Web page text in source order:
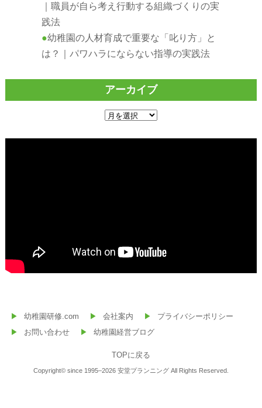
｜職員が自ら考え行動する組織づくりの実
践法
幼稚園の人材育成で重要な「叱り方」と
は？｜パワハラにならない指導の実践法
アーカイブ
ア
幼稚園研修.com 会社案内
プライバシーポリシー
お問い合わせ
幼稚園経営ブログ
TOPに戻る
Copyright© since 1995–2026 安堂プランニング All Rights Reserved.